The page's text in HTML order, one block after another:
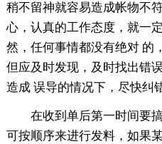
稍不留神就容易造成帐物不
心，认真的工作态度，就一
然，任何事情都没有绝对 的
但应及时发现，及时找出错
造成 误导的情况下，尽快纠
在收到单后第一时间要
可按顺序来进行发料，如果